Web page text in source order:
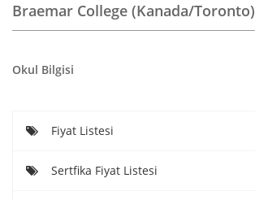
Braemar College (Kanada/Toronto)
Okul Bilgisi
Fiyat Listesi
Sertfika Fiyat Listesi